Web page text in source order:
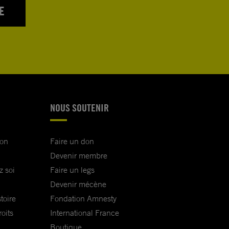
soi
NOUS SOUTENIR
Faire un don
Devenir membre
Faire un legs
Devenir mécène
Fondation Amnesty
International France
Boutique